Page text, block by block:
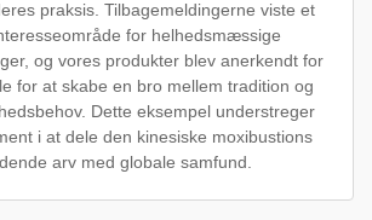
praksis. Tilbagemeldingerne viste et
for helhedsmæssige
og vores produkter blev anerkendt for
for at skabe en bro mellem tradition og
Dette eksempel understreger
i at dele den kinesiske moxibustions
arv med globale samfund.